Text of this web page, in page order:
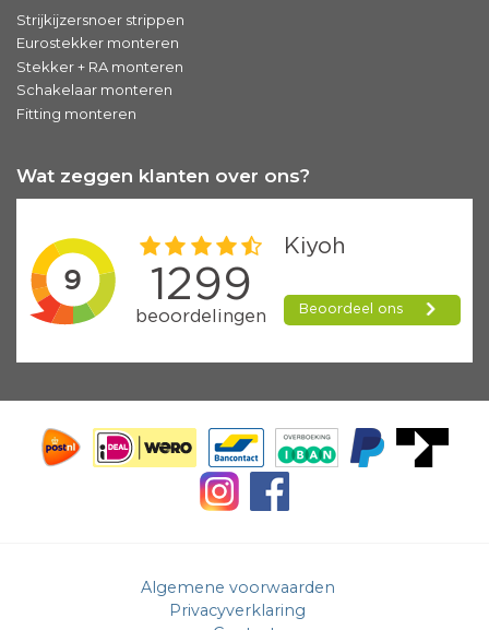
Strijkijzersnoer strippen
Eurostekker monteren
Stekker + RA monteren
Schakelaar monteren
Fitting monteren
Wat zeggen klanten over ons?
Algemene voorwaarden
Privacyverklaring